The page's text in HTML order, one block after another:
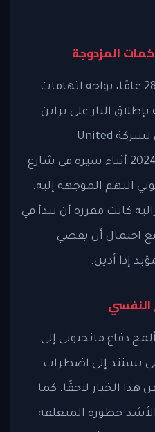
المزدوجة
مانجيوني، البالغ من العمر 28 عامًا، يواجه اتهامات
النار على براين
تومبسون، الرئيس التنفيذي لشركة United
Healthcare، في 4 ديسمبر 2024 أثناء سيره في شارع
التهم الموجهة إليه.
كانت مقررة أن تبدأ في
مع احتمال أن يقضي
إذا أدين.
النفسي
دفاع مانجيوني إلى
يستند إلى اضطراب
الخيار لاحقًا. كما
خطورة المتعلقة